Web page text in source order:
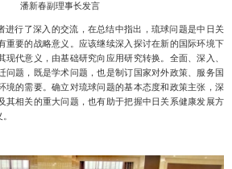
潘新春副理事长发言
进行了深入的交流，在总结中指出，琉球问题是中日关
重要的战略意义。应该继续深入探讨在新的国际环境下
现代意义，由基础研究向应用研究转换。全面、深入、
问题，既是学术问题，也是制订国家对外政策、服务国
境的需要。确立对琉球问题的基本态度和政策主张，深
其相关的重大问题，也有助于把握中日关系健康发展方